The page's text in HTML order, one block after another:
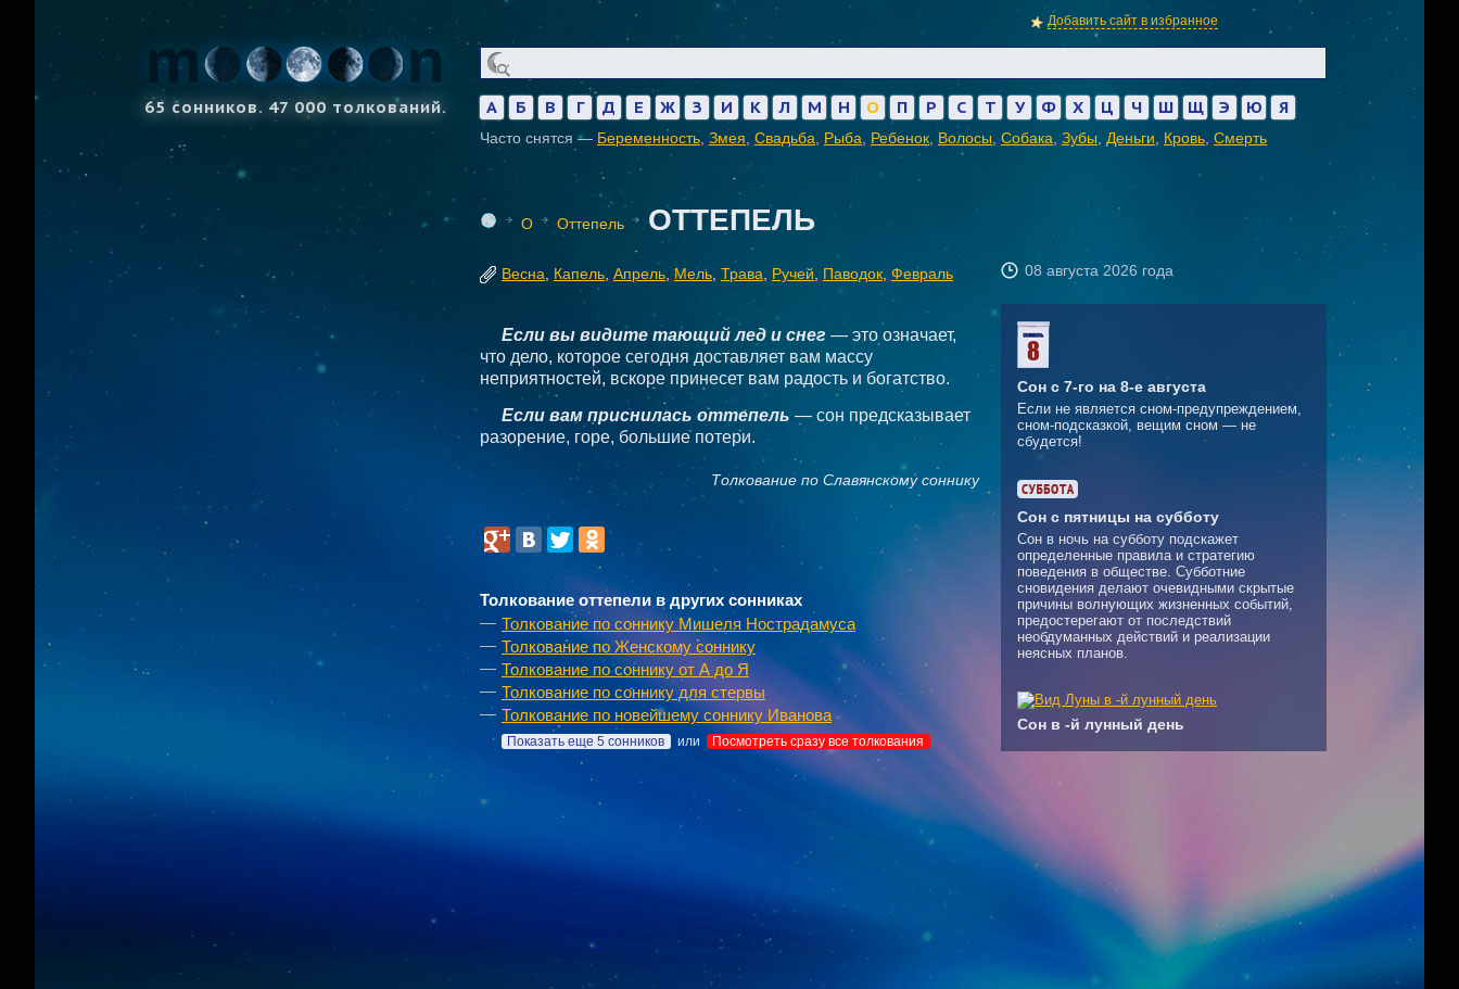
Добавить сайт в избранное
65 сонников. 47 000 толкований. А Б В Г Д Е Ж З И К Л М Н О П Р С Т У Ф Х Ц Ч Ш Щ Э Ю Я
Часто снятся — Беременность Змея Свадьба Рыба Ребенок Волосы Собака Зубы Деньги Кровь Смерть
О Оттепель ОТТЕПЕЛЬ
Весна Капель Апрель ,Мель Трава Ручей ,Паводок Февраль 08 августа 2026 года
Если вы видите тающий лед и снег — это означает,
что дело, которое сегодня доставляет вам массу
неприятностей, вскоре принесет вам радость и богатство.
Если вам приснилась оттепель — сон предсказывает
разорение, горе, большие потери.
Толкование по Славянскому соннику
Толкование оттепели в других сонниках
Толкование по соннику Мишеля Нострадамуса
Толкование по Женскому соннику
Толкование по соннику от А до Я
Толкование по соннику для стервы
Толкование по новейшему соннику Иванова
Показать еще 5 сонников или Посмотреть сразу все толкования
Сон с 7-го на 8-е августа
Если не является сном-предупреждением,
сном-подсказкой, вещим сном — не
сбудется!
Сон с пятницы на субботу
Сон в ночь на субботу подскажет
определенные правила и стратегию
поведения в обществе. Субботние
сновидения делают очевидными скрытые
причины волнующих жизненных событий,
предостерегают от последствий
необдуманных действий и реализации
неясных планов.
Сон в -й лунный день